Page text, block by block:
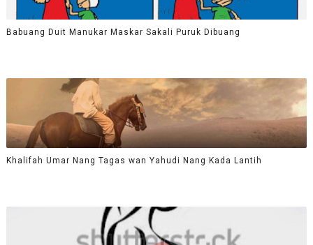
Babuang Duit Manukar Maskar Sakali Puruk Dibuang
Khalifah Umar Nang Tagas wan Yahudi Nang Kada Lantih